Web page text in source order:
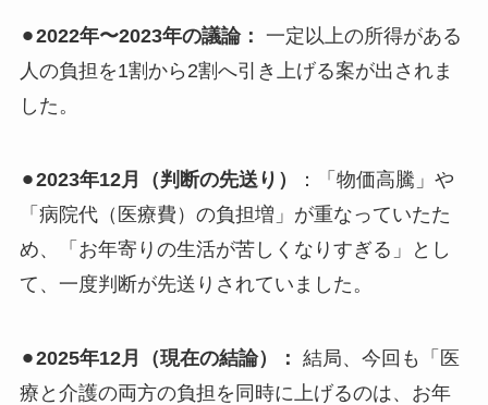
⚫︎2022年〜2023年の議論： 一定以上の所得がある
人の負担を1割から2割へ引き上げる案が出されま
した。
⚫︎2023年12月（判断の先送り）
：「物価高騰」や
「病院代（医療費）の負担増」が重なっていたた
め、「お年寄りの生活が苦しくなりすぎる」とし
て、一度判断が先送りされていました。
⚫︎2025年12月（現在の結論）： 結局、今回も「医
療と介護の両方の負担を同時に上げるのは、お年